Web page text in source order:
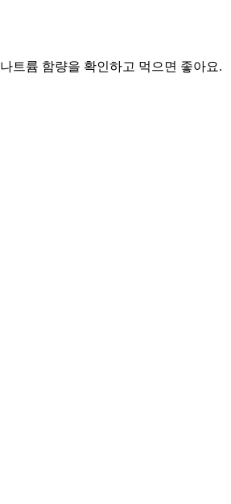
나트륨 함량을 확인하고 먹으면 좋아요.